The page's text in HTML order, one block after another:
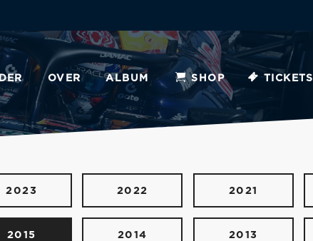
OVER ALBUM SHOP TICKETS
2023 2022 2021
2015 2014 2013